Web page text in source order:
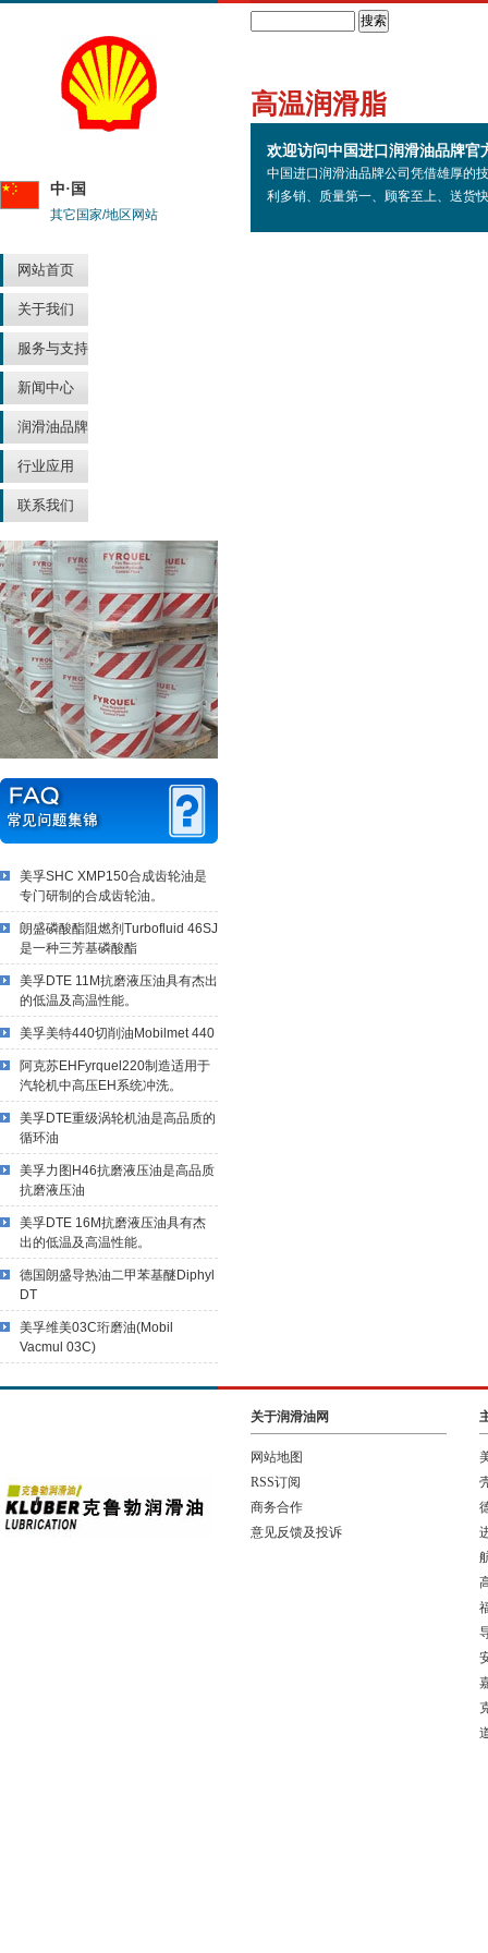
中·国
其它国家/地区网站
网站首页
关于我们
服务与支持
新闻中心
润滑油品牌
行业应用
联系我们
美孚SHC XMP150合成齿轮油是
专门研制的合成齿轮油。
朗盛磷酸酯阻燃剂Turbofluid 46SJ
是一种三芳基磷酸酯
美孚DTE 11M抗磨液压油具有杰出
的低温及高温性能。
美孚美特440切削油Mobilmet 440
阿克苏EHFyrquel220制造适用于
汽轮机中高压EH系统冲洗。
美孚DTE重级涡轮机油是高品质的
循环油
美孚力图H46抗磨液压油是高品质
抗磨液压油
美孚DTE 16M抗磨液压油具有杰
出的低温及高温性能。
德国朗盛导热油二甲苯基醚Diphyl
DT
美孚维美03C珩磨油(Mobil
Vacmul 03C)
高温润滑脂
欢迎访问中国进口润滑油品牌官
中国进口润滑油品牌公司凭借雄厚的
利多销、质量第一、顾客至上、送货
关于润滑油网
网站地图
RSS订阅
商务合作
意见反馈及投诉